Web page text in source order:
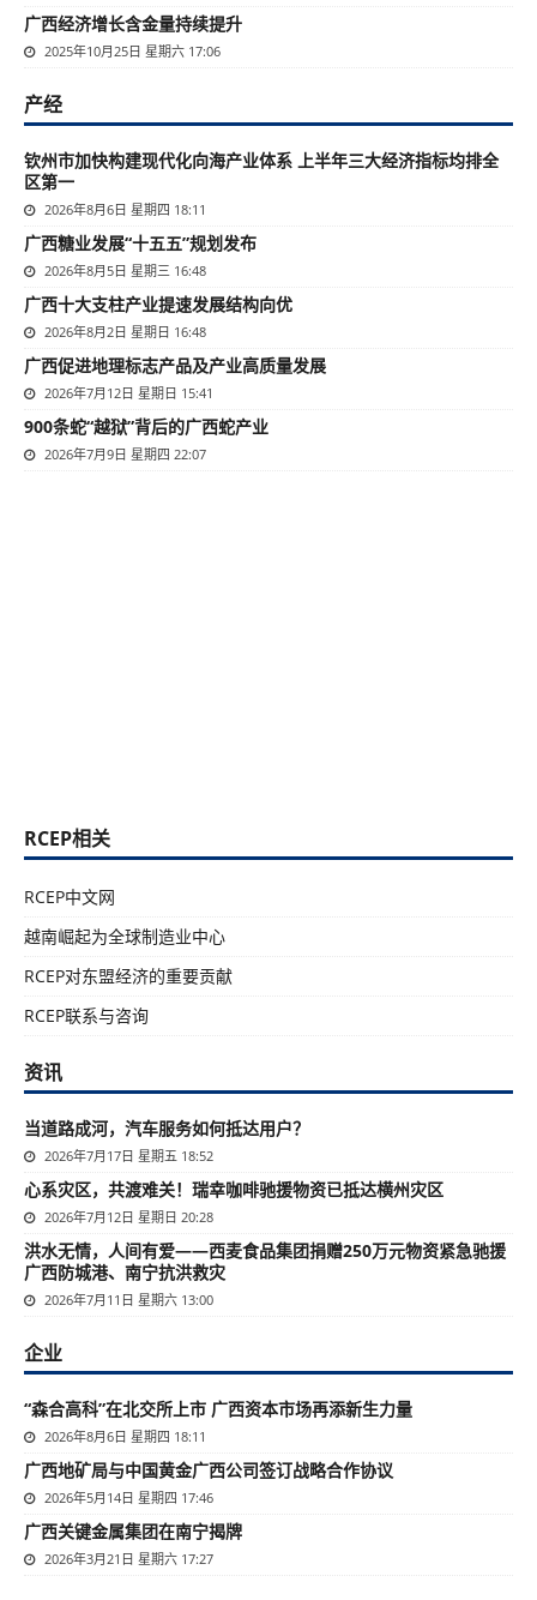
广西经济增长含金量持续提升
2025年10月25日 星期六 17:06
产经
钦州市加快构建现代化向海产业体系 上半年三大经济指标均排全
区第一
2026年8月6日 星期四 18:11
广西糖业发展“十五五”规划发布
2026年8月5日 星期三 16:48
广西十大支柱产业提速发展结构向优
2026年8月2日 星期日 16:48
广西促进地理标志产品及产业高质量发展
2026年7月12日 星期日 15:41
900条蛇“越狱”背后的广西蛇产业
2026年7月9日 星期四 22:07
RCEP相关
RCEP中文网
越南崛起为全球制造业中心
RCEP对东盟经济的重要贡献
RCEP联系与咨询
资讯
当道路成河，汽车服务如何抵达用户？
2026年7月17日 星期五 18:52
心系灾区，共渡难关！瑞幸咖啡驰援物资已抵达横州灾区
2026年7月12日 星期日 20:28
洪水无情，人间有爱——西麦食品集团捐赠250万元物资紧急驰援
广西防城港、南宁抗洪救灾
2026年7月11日 星期六 13:00
企业
“森合高科”在北交所上市 广西资本市场再添新生力量
2026年8月6日 星期四 18:11
广西地矿局与中国黄金广西公司签订战略合作协议
2026年5月14日 星期四 17:46
广西关键金属集团在南宁揭牌
2026年3月21日 星期六 17:27